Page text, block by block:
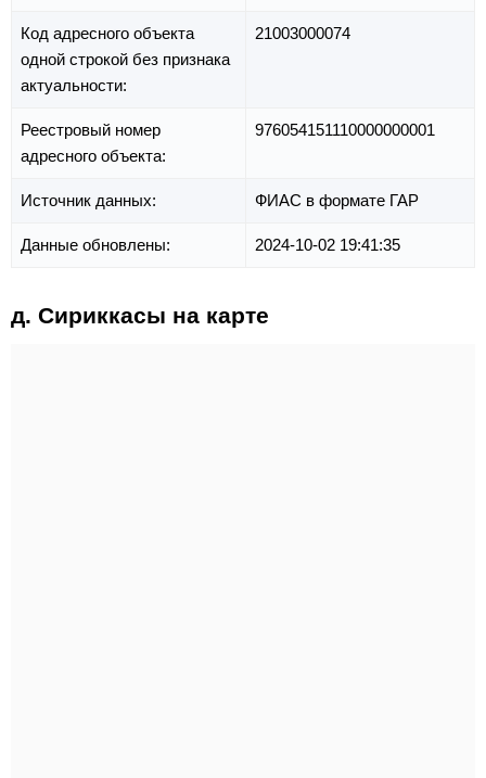
Код адресного объекта
одной строкой без признака
актуальности:
21003000074
Реестровый номер
адресного объекта:
976054151110000000001
Источник данных: ФИАС в формате ГАР
Данные обновлены: 2024-10-02 19:41:35
д. Сириккасы на карте